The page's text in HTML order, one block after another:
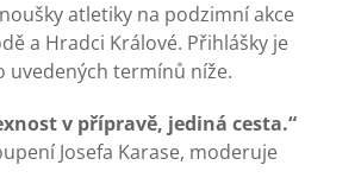
atletiky na podzimní akce
a Hradci Králové. Přihlášky je
uvedených termínů níže.
v přípravě, jediná cesta.“
Josefa Karase, moderuje